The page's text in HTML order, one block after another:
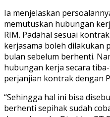
Ia menjelaskan
memutuskan hubungan
RIM. Padahal sesuai
kerjasama boleh dilakukan
bulan sebelum berhenti.
hubungan kerja secara
perjanjian kontrak dengan
“Sehingga hal ini bisa
berhenti sepihak sudah